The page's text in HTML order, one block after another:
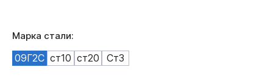
Марка стали:
09Г2С ст10 ст20 Ст3